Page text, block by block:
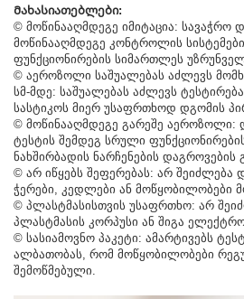
Მახასიათებლები:
© მოწინააღმდეგე იმიტაცია: სავაჭრო
მოწინააღმდეგე კონტროლის
ფუნქციონირების სიმართლეს
© აეროზოლი საშუალებას აძლევს
სმ-მდე: საშუალებას აძლევს
სასტიკოს მიერ უსაფრთხოდ დგომის
© მოწინააღმდეგე გარეშე აეროზოლი:
ტესტის შემდეგ სრული
ნახშირბადის ნარჩენების დაგროვების
© არ იწყებს შეფერებას: არ შეიძლება
ჭერები, კედლები ან მოწყობილობები
© პლასტმასისთვის უსაფრთხო: არ
პლასტმასის კორპუსი ან შიგა
© სასიამოვნო პაკეტი: ამარტივებს
ალბათობას, რომ მოწყობილობები
შემოწმებული.